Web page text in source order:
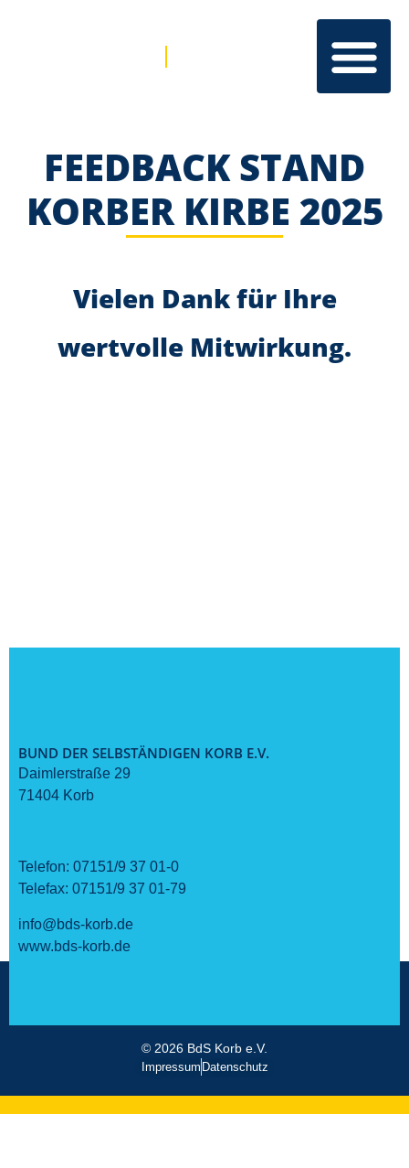
FEEDBACK STAND
KORBER KIRBE 2025
Vielen Dank für Ihre
wertvolle Mitwirkung.
BUND DER SELBSTÄNDIGEN KORB E.V.
Daimlerstraße 29
71404 Korb
Telefon: 07151/9 37 01-0
Telefax: 07151/9 37 01-79
info@bds-korb.de
www.bds-korb.de
© 2026 BdS Korb e.V.
Impressum Datenschutz